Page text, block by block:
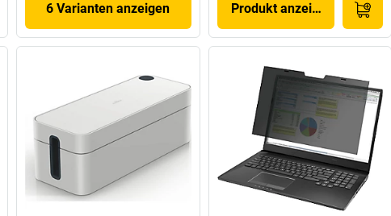
6 Varianten anzeigen Produkt anzeigen